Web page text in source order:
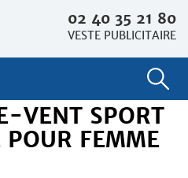
02 40 35 21 80
VESTE PUBLICITAIRE
VENT SPORT
FEMME